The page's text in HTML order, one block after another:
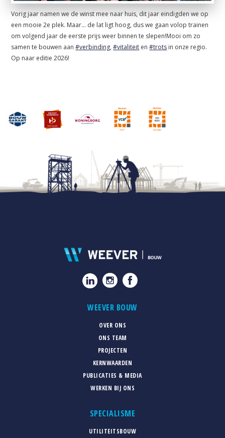
Vorig jaar namen we de winst mee naar huis, dit jaar eindigden we op
een mooie 2e plek. Maar… de lat ligt hoog, dus we gaan volop trainen
om volgend jaar de eerste prijs weer binnen te slepen!Mooi om zo
samen te bouwen aan#verbinding,#vitaliteit en#trots in onze regio.
Op naar editie 2026!
WEEVER BOUW
OVER ONS
ONS TEAM
PROJECTEN
KERNWAARDEN
PUBLICATIES & MEDIA
WERKEN BIJ ONS
SPECIALISME
UTILITEITSBOUW